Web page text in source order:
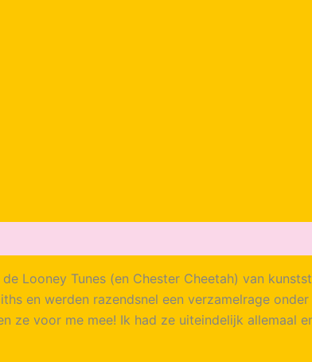
Looney Tunes (en Chester Cheetah) van
en werden razendsnel een verzamelrage
ze voor me mee! Ik had ze uiteindelijk allemaal